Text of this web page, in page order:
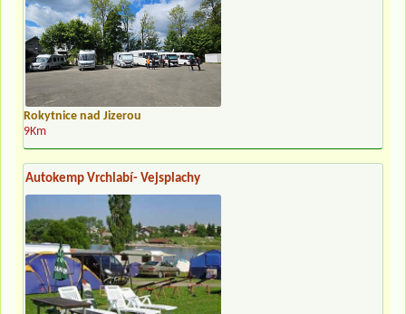
Rokytnice nad Jizerou
9Km
Autokemp Vrchlabí- Vejsplachy